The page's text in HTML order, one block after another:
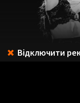
Відключити